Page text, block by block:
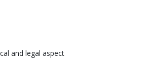
and legal aspect